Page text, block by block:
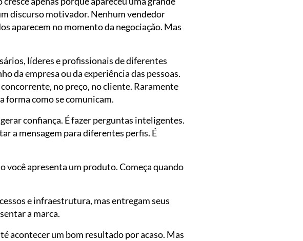
discurso motivador. Nenhum vendedor
aparecem no momento da negociação. Mas
líderes e profissionais de diferentes
da empresa ou da experiência das pessoas.
no preço, no cliente. Raramente
forma como se comunicam.
confiança. É fazer perguntas inteligentes.
a mensagem para diferentes perfis. É
você apresenta um produto. Começa quando
e infraestrutura, mas entregam seus
a marca.
acontecer um bom resultado por acaso. Mas